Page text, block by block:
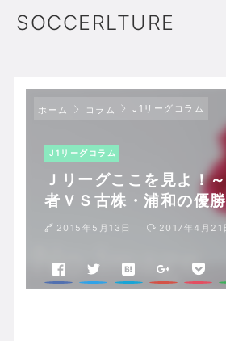
SOCCERLTURE
ホーム コラム J1リーグコラム
J1リーグコラム
Ｊリーグここを見よ！
者ＶＳ古株・浦和の優
2015年5月13日 2017年4月21